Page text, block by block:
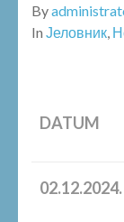
By
In Јеловник,
DATUM
02.12.2024.